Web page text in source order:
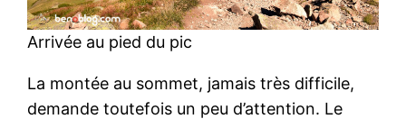
Arrivée au pied du pic
La montée au sommet, jamais très difficile,
demande toutefois un peu d’attention. Le